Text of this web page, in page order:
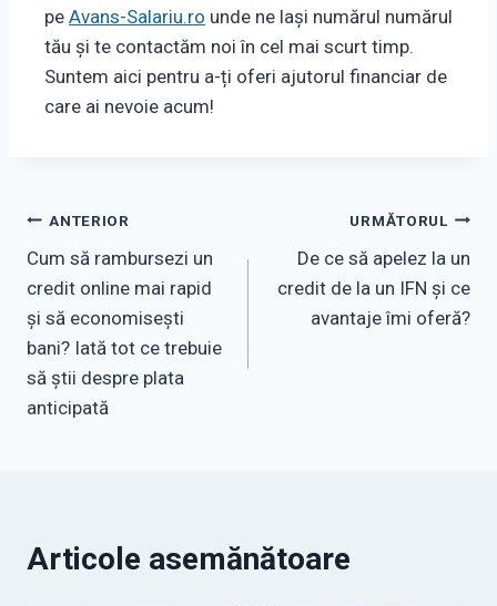
pe Avans-Salariu.ro unde ne lași numărul numărul
tău și te contactăm noi în cel mai scurt timp.
Suntem aici pentru a-ți oferi ajutorul financiar de
care ai nevoie acum!
Navigare
în
articole
ANTERIOR
Cum să rambursezi un
credit online mai rapid
și să economisești
bani? Iată tot ce trebuie
să știi despre plata
anticipată
URMĂTORUL
De ce să apelez la un
credit de la un IFN și ce
avantaje îmi oferă?
Articole asemănătoare